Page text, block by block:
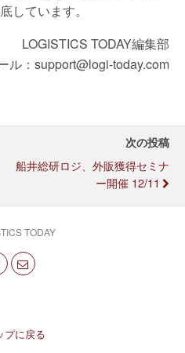
しています。
LOGISTICS TODAY編集部
ル：support@logi-today.com
次の投稿
船井総研ロジ、外販獲得セミナ
ー開催 12/11
TODAY
プに戻る